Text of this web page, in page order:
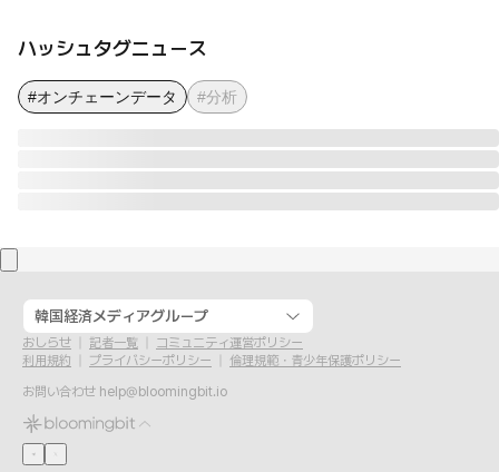
ハッシュタグニュース
#オンチェーンデータ #分析
韓国経済メディアグループ
おしらせ 記者一覧
コミュニティ運営ポリシー
利用規約
プライバシーポリシー
倫理規範・青少年保護ポリシー
お問い合わせ help@bloomingbit.io